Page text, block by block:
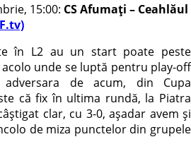
15:00: CS Afumați – Ceahlăul
în L2 au un start poate peste
unde se luptă pentru play-off
adversara de acum, din Cupa
că fix în ultima rundă, la Piatra
clar, cu 3-0, așadar avem și
de miza punctelor din grupele